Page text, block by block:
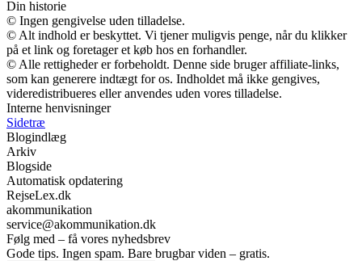
Din historie
© Ingen gengivelse uden tilladelse.
© Alt indhold er beskyttet. Vi tjener muligvis penge, når du klikker
på et link og foretager et køb hos en forhandler.
© Alle rettigheder er forbeholdt. Denne side bruger affiliate-links,
som kan generere indtægt for os. Indholdet må ikke gengives,
videredistribueres eller anvendes uden vores tilladelse.
Interne henvisninger
Sidetræ
Blogindlæg
Arkiv
Blogside
Automatisk opdatering
RejseLex.dk
akommunikation
service@akommunikation.dk
Følg med – få vores nyhedsbrev
Gode tips. Ingen spam. Bare brugbar viden – gratis.